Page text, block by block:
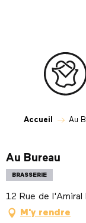
Accueil Au
Au Bureau
BRASSERIE
12 Rue de
M'y rendre